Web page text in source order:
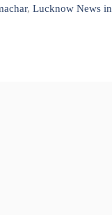
,Lucknow News in